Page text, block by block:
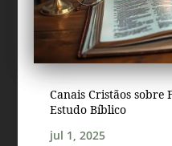
Canais Cristãos sobre
Estudo Bíblico
jul 1, 2025